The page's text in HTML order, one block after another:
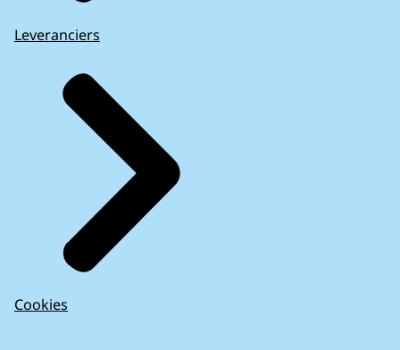
Leveranciers
Cookies